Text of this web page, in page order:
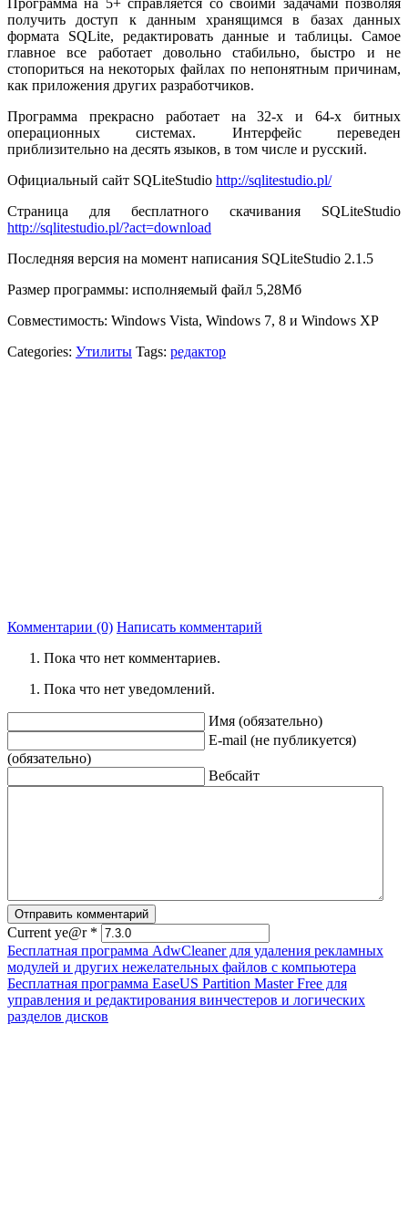
получить доступ к данным хранящимся в базах данных
формата SQLite, редактировать данные и таблицы. Самое
главное все работает довольно стабильно, быстро и не
стопориться на некоторых файлах по непонятным причинам,
как приложения других разработчиков.
Программа прекрасно работает на 32-х и 64-х битных
операционных системах. Интерфейс переведен
приблизительно на десять языков, в том числе и русский.
Официальный сайт SQLiteStudio http://sqlitestudio.pl/
Страница для бесплатного скачивания SQLiteStudio
http://sqlitestudio.pl/?act=download
Последняя версия на момент написания SQLiteStudio 2.1.5
Размер программы: исполняемый файл 5,28Мб
Совместимость: Windows Vista, Windows 7, 8 и Windows XP
Categories: Утилиты Tags: редактор
Комментарии (0) Написать комментарий
Пока что нет комментариев.
Пока что нет уведомлений.
Имя (обязательно)
E-mail (не публикуется)
(обязательно)
Вебсайт
Current ye@r *
Бесплатная программа AdwCleaner для удаления рекламных
модулей и других нежелательных файлов с компьютера
Бесплатная программа EaseUS Partition Master Free для
управления и редактирования винчестеров и логических
разделов дисков